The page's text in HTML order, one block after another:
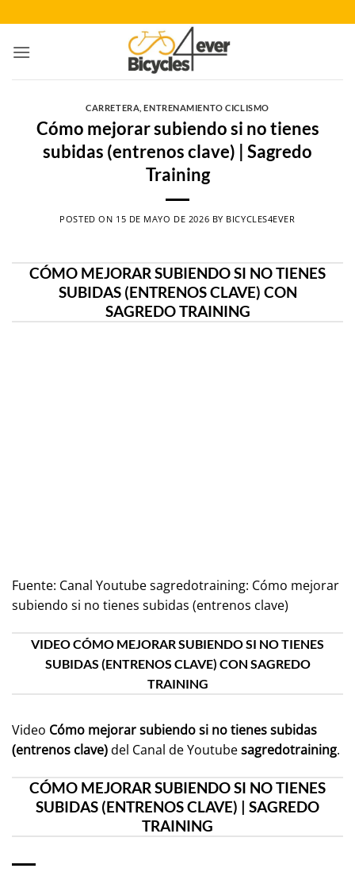
al
contenido
CARRETERA ,ENTRENAMIENTO CICLISMO
Cómo mejorar subiendo si no tienes
subidas (entrenos clave) | Sagredo
Training
POSTED ON 15 DE MAYO DE 2026 BY BICYCLES4EVER
CÓMO MEJORAR SUBIENDO SI NO TIENES
SUBIDAS (ENTRENOS CLAVE) CON
SAGREDO TRAINING
Fuente: Canal Youtube sagredotraining: Cómo mejorar
subiendo si no tienes subidas (entrenos clave)
VIDEO CÓMO MEJORAR SUBIENDO SI NO TIENES
SUBIDAS (ENTRENOS CLAVE) CON SAGREDO
TRAINING
Video Cómo mejorar subiendo si no tienes subidas
(entrenos clave)del Canal de Youtubesagredotraining.
CÓMO MEJORAR SUBIENDO SI NO TIENES
SUBIDAS (ENTRENOS CLAVE) | SAGREDO
TRAINING